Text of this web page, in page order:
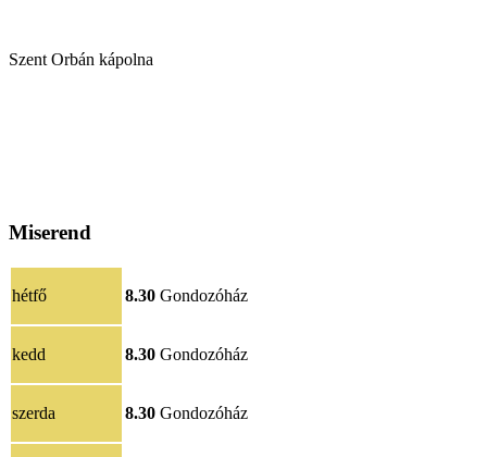
Szent Orbán kápolna
Miserend
hétfő 8.30 Gondozóház
kedd 8.30 Gondozóház
szerda 8.30 Gondozóház